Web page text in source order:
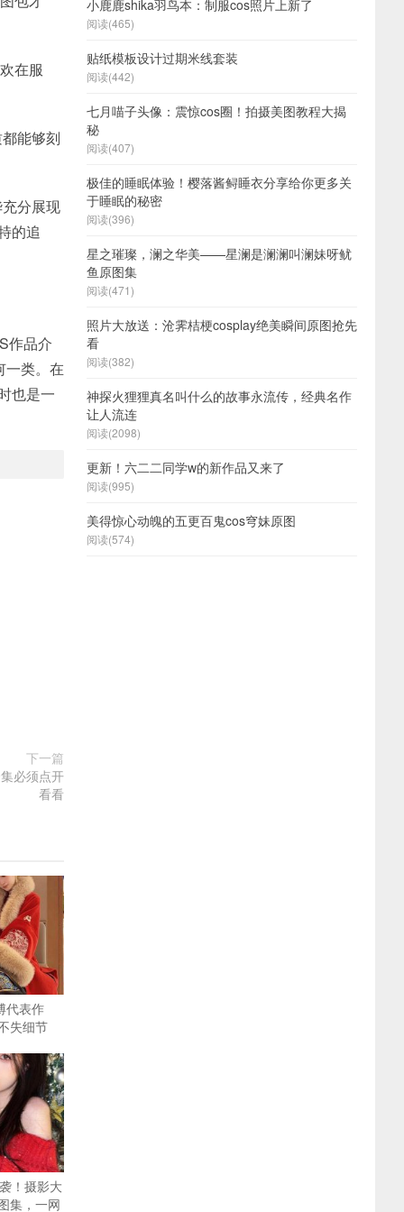
在服
能够刻
分展现
的追
作品介
一类。在
也是一
下一篇
必须点开
看看
代表作
失细节
！摄影大
集，一网
小鹿鹿shika羽鸟本：制服cos照片上新了
阅读(465)
贴纸模板设计过期米线套装
阅读(442)
七月喵子头像：震惊cos圈！拍摄美图教程大揭
秘
阅读(407)
极佳的睡眠体验！樱落酱鲟睡衣分享给你更多关
于睡眠的秘密
阅读(396)
星之璀璨，澜之华美——星澜是澜澜叫澜妹呀鱿
鱼原图集
阅读(471)
照片大放送：沧霁桔梗cosplay绝美瞬间原图抢先
看
阅读(382)
神探火狸狸真名叫什么的故事永流传，经典名作
让人流连
阅读(2098)
更新！六二二同学w的新作品又来了
阅读(995)
美得惊心动魄的五更百鬼cos穹妹原图
阅读(574)